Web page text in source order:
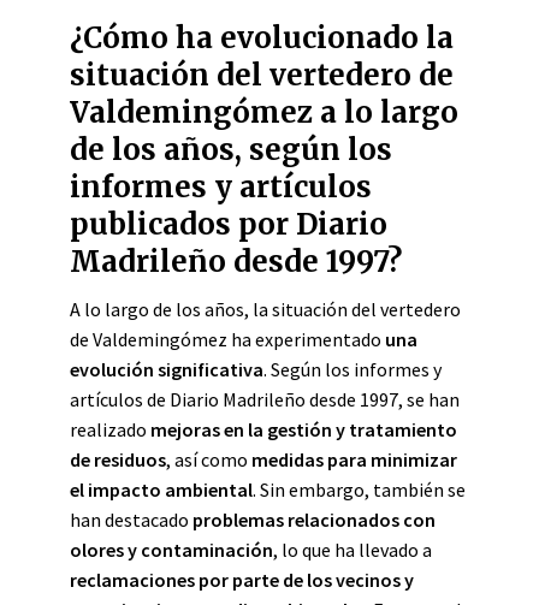
¿Cómo ha evolucionado la
situación del vertedero de
Valdemingómez a lo largo
de los años, según los
informes y artículos
publicados por Diario
Madrileño desde 1997?
A lo largo de los años, la situación del vertedero
de Valdemingómez ha experimentado una
evolución significativa. Según los informes y
artículos de Diario Madrileño desde 1997, se han
realizado mejoras en la gestión y tratamiento
de residuos, así como medidas para minimizar
el impacto ambiental. Sin embargo, también se
han destacado problemas relacionados con
olores y contaminación, lo que ha llevado a
reclamaciones por parte de los vecinos y